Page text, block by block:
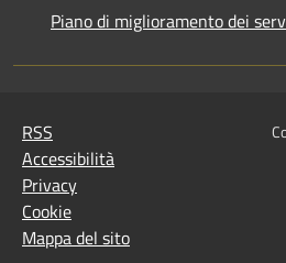
Piano di miglioramento dei
RSS
Accessibilità
Privacy
Cookie
Mappa del sito